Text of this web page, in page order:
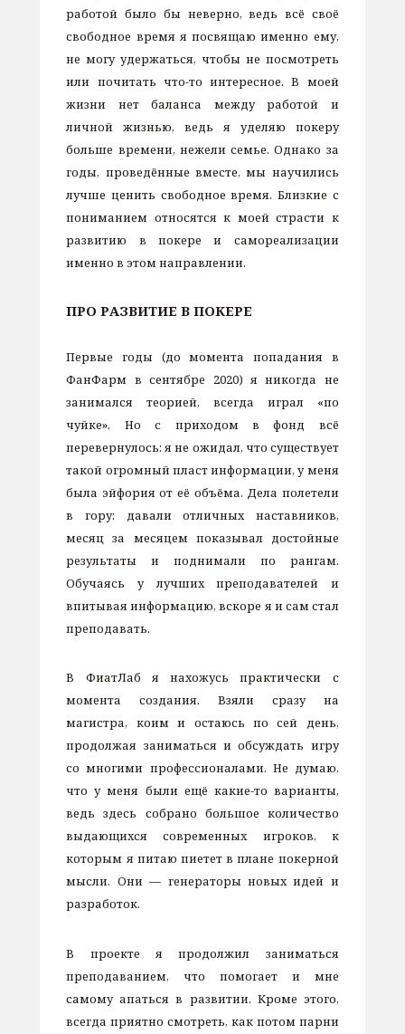
работой было бы неверно, ведь всё своё
свободное время я посвящаю именно ему,
не могу удержаться, чтобы не посмотреть
или почитать что-то интересное. В моей
жизни нет баланса между работой и
личной жизнью, ведь я уделяю покеру
больше времени, нежели семье. Однако за
годы, проведённые вместе, мы научились
лучше ценить свободное время. Близкие с
пониманием относятся к моей страсти к
развитию в покере и самореализации
именно в этом направлении.
ПРО РАЗВИТИЕ В ПОКЕРЕ
Первые годы (до момента попадания в
ФанФарм в сентябре 2020) я никогда не
занимался теорией, всегда играл «по
чуйке». Но с приходом в фонд всё
перевернулось: я не ожидал, что существует
такой огромный пласт информации, у меня
была эйфория от её объёма. Дела полетели
в гору: давали отличных наставников,
месяц за месяцем показывал достойные
результаты и поднимали по рангам.
Обучаясь у лучших преподавателей и
впитывая информацию, вскоре я и сам стал
преподавать.
В ФиатЛаб я нахожусь практически с
момента создания. Взяли сразу на
магистра, коим и остаюсь по сей день,
продолжая заниматься и обсуждать игру
со многими профессионалами. Не думаю,
что у меня были ещё какие-то варианты,
ведь здесь собрано большое количество
выдающихся современных игроков, к
которым я питаю пиетет в плане покерной
мысли. Они — генераторы новых идей и
разработок.
В проекте я продолжил заниматься
преподаванием, что помогает и мне
самому апаться в развитии. Кроме этого,
всегда приятно смотреть, как потом парни